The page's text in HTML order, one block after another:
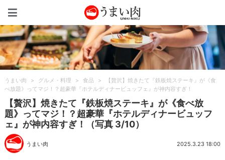
うまい肉 > グルメ・料理 > 食品 >
【贅沢】焼きたて『鉄板焼ステーキ』が《食
べ放題》ってマジ！？超豪華『ホテルディナービュッフェ』が神内容すぎ！
【贅沢】焼きたて『鉄板焼ステーキ』が《食べ放
題》ってマジ！？超豪華『ホテルディナービュッフ
ェ』が神内容すぎ！（写真 3/10）
うまい肉 2025.3.23 18:00